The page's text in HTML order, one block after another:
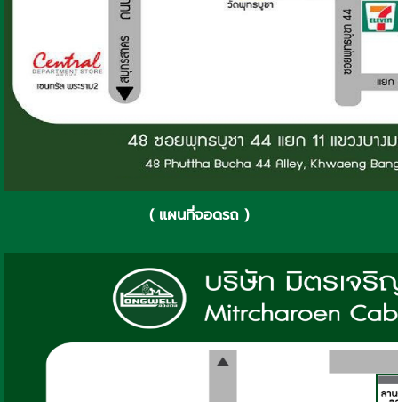
( แผนที่จอดรถ )